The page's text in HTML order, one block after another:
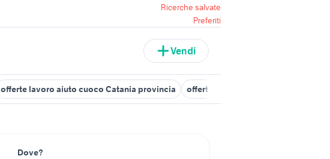
Ricerche salvate
Preferiti
Vendi
offerte lavoro aiuto cuoco Catania provincia offerte lavoro aiuto cuoco Sicilia
Dove?